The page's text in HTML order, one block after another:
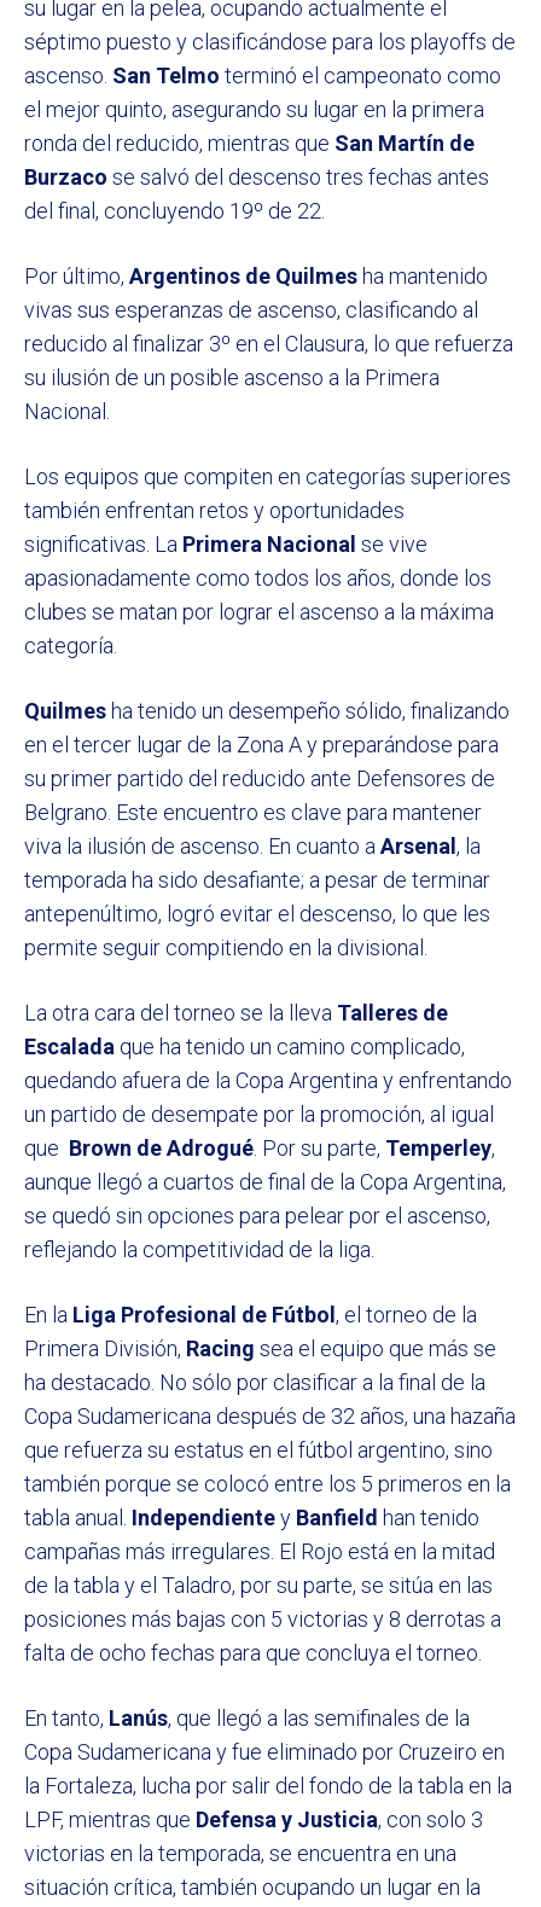
su lugar en la pelea, ocupando actualmente el
séptimo puesto y clasificándose para los playoffs de
ascenso. San Telmo terminó el campeonato como
el mejor quinto, asegurando su lugar en la primera
ronda del reducido, mientras que San Martín de
Burzaco se salvó del descenso tres fechas antes
del final, concluyendo 19º de 22.
Por último,Argentinos de Quilmes ha mantenido
vivas sus esperanzas de ascenso, clasificando al
reducido al finalizar 3º en el Clausura, lo que refuerza
su ilusión de un posible ascenso a la Primera
Nacional.
Los equipos que compiten en categorías superiores
también enfrentan retos y oportunidades
significativas. La Primera Nacional se vive
apasionadamente como todos los años, donde los
clubes se matan por lograr el ascenso a la máxima
categoría.
Quilmes ha tenido un desempeño sólido, finalizando
en el tercer lugar de la Zona A y preparándose para
su primer partido del reducido ante Defensores de
Belgrano. Este encuentro es clave para mantener
viva la ilusión de ascenso. En cuanto aArsenal , la
temporada ha sido desafiante; a pesar de terminar
antepenúltimo, logró evitar el descenso, lo que les
permite seguir compitiendo en la divisional.
La otra cara del torneo se la lleva Talleres de
Escalada que ha tenido un camino complicado,
quedando afuera de la Copa Argentina y enfrentando
un partido de desempate por la promoción, al igual
que Brown de Adrogué. Por su parte, Temperley,
aunque llegó a cuartos de final de la Copa Argentina,
se quedó sin opciones para pelear por el ascenso,
reflejando la competitividad de la liga.
En la Liga Profesional de Fútbol , el torneo de la
Primera División, Racing sea el equipo que más se
ha destacado. No sólo por clasificar a la final de la
Copa Sudamericana después de 32 años, una hazaña
que refuerza su estatus en el fútbol argentino, sino
también porque se colocó entre los 5 primeros en la
tabla anual. Independientey Banfield han tenido
campañas más irregulares. El Rojo está en la mitad
de la tabla y el Taladro, por su parte, se sitúa en las
posiciones más bajas con 5 victorias y 8 derrotas a
falta de ocho fechas para que concluya el torneo.
En tanto, Lanús, que llegó a las semifinales de la
Copa Sudamericana y fue eliminado por Cruzeiro en
la Fortaleza, lucha por salir del fondo de la tabla en la
LPF, mientras que Defensa y Justicia, con solo 3
victorias en la temporada, se encuentra en una
situación crítica, también ocupando un lugar en la